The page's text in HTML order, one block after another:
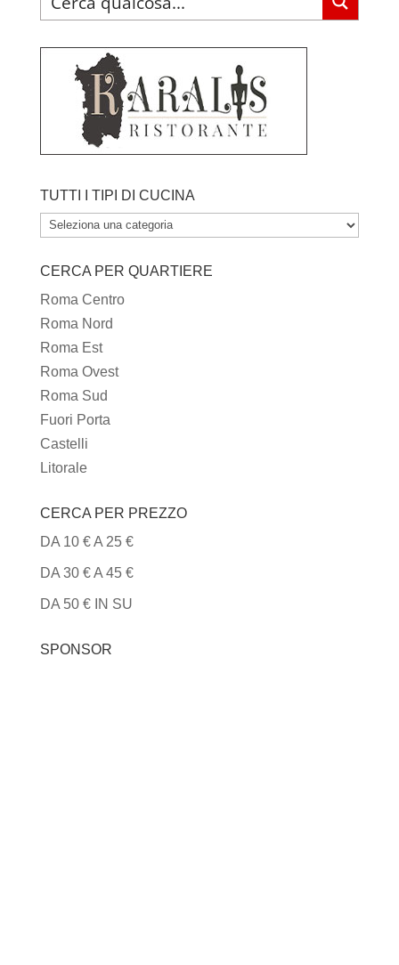
TUTTI I TIPI DI CUCINA
TUTTI
TIPI
DI
CUCINA
CERCA PER QUARTIERE
Roma Centro
Roma Nord
Roma Est
Roma Ovest
Roma Sud
Fuori Porta
Castelli
Litorale
CERCA PER PREZZO
DA 10 € A 25 €
DA 30 € A 45 €
DA 50 € IN SU
SPONSOR